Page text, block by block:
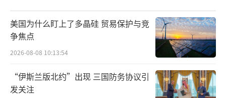
美国为什么盯上了多晶硅 贸易保护与竞
争焦点
2026-08-08 10:13:54
“伊斯兰版北约”出现 三国防务协议引
发关注